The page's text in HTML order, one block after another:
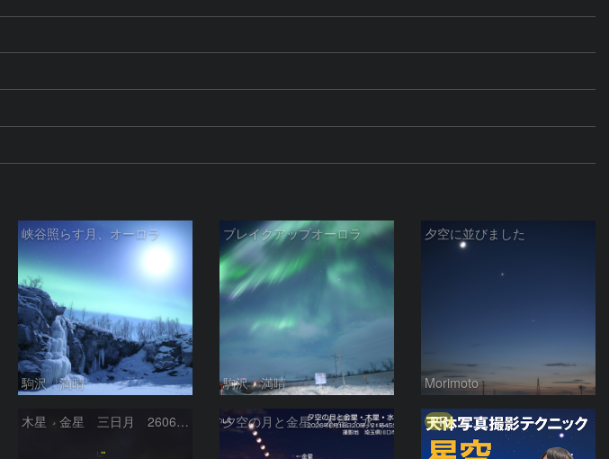
峡谷照らす月、オーロラ
駒沢 満晴
ブレイクアップオーロラ
駒沢 満晴
夕空に並びました
Morimoto
木星 金星 三日月 260618 夕空の月と金星・木星・水星の接近 2026/6/18 PR